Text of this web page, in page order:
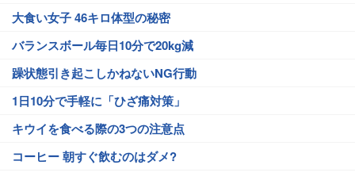
大食い女子 46キロ体型の秘密
バランスボール毎日10分で20kg減
躁状態引き起こしかねないNG行動
1日10分で手軽に「ひざ痛対策」
キウイを食べる際の3つの注意点
コーヒー 朝すぐ飲むのはダメ?